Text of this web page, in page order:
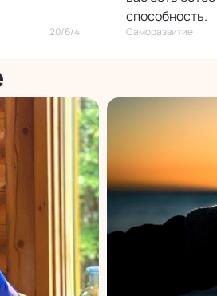
20/6/4
способность.
Саморазвитие